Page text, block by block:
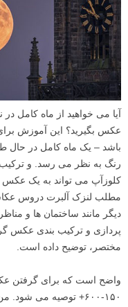
آیا می خواهید از ماه کامل در
عکس بگیرید؟ این آموزش
باشد – یک ماه کامل در حال
رنگ به نظر می رسد. و ترکیب
کلوزآپ می تواند به یک عکس
مطلب لنزک آلبرت دروس
دیگر مانند ساختمان ها و
پردازی و ترکیب بندی عکس
مختصر، توضیح داده است.
واضح است که برای گرفتن عکس